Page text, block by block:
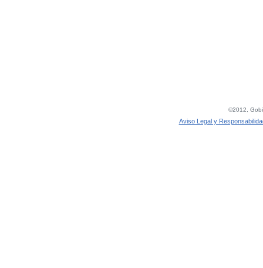
©2012,
Aviso Legal y